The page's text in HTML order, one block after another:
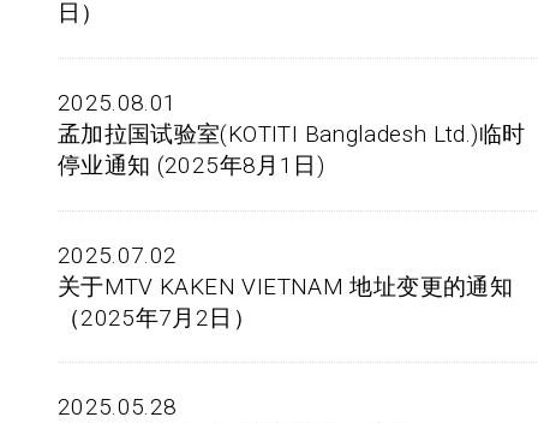
日）
2025.08.01
孟加拉国试验室(KOTITI Bangladesh Ltd.)临时
停业通知 (2025年8月1日)
2025.07.02
关于MTV KAKEN VIETNAM 地址变更的通知
（2025年7月2日）
2025.05.28